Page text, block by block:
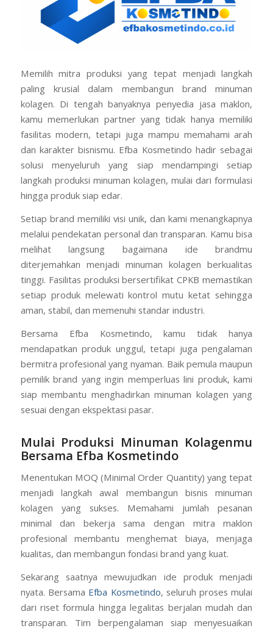
Memilih mitra produksi yang tepat menjadi langkah
paling krusial dalam membangun brand minuman
kolagen. Di tengah banyaknya penyedia jasa maklon,
kamu memerlukan partner yang tidak hanya memiliki
fasilitas modern, tetapi juga mampu memahami arah
dan karakter bisnismu. Efba Kosmetindo hadir sebagai
solusi menyeluruh yang siap mendampingi setiap
langkah produksi minuman kolagen, mulai dari formulasi
hingga produk siap edar.
Setiap brand memiliki visi unik, dan kami menangkapnya
melalui pendekatan personal dan transparan. Kamu bisa
melihat langsung bagaimana ide brandmu
diterjemahkan menjadi minuman kolagen berkualitas
tinggi. Fasilitas produksi bersertifikat CPKB memastikan
setiap produk melewati kontrol mutu ketat sehingga
aman, stabil, dan memenuhi standar industri.
Bersama Efba Kosmetindo, kamu tidak hanya
mendapatkan produk unggul, tetapi juga pengalaman
bermitra profesional yang nyaman. Baik pemula maupun
pemilik brand yang ingin memperluas lini produk, kami
siap membantu menghadirkan minuman kolagen yang
sesuai dengan ekspektasi pasar.
Mulai Produksi Minuman Kolagenmu
Bersama Efba Kosmetindo
Menentukan MOQ (Minimal Order Quantity) yang tepat
menjadi langkah awal membangun bisnis minuman
kolagen yang sukses. Memahami jumlah pesanan
minimal dan bekerja sama dengan mitra maklon
profesional membantu menghemat biaya, menjaga
kualitas, dan membangun fondasi brand yang kuat.
Sekarang saatnya mewujudkan ide produk menjadi
nyata. Bersama Efba Kosmetindo, seluruh proses mulai
dari riset formula hingga legalitas berjalan mudah dan
transparan. Tim berpengalaman siap menyesuaikan